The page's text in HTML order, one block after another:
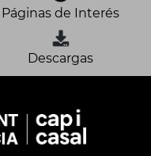
Páginas de Interés
Descargas